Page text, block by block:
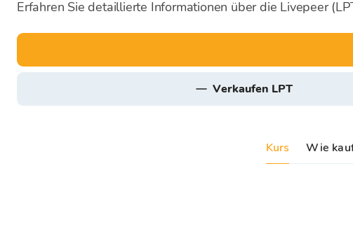
Erfahren Sie detaillierte Informationen über die Livepeer
verkaufen LPT
Kurs Wie